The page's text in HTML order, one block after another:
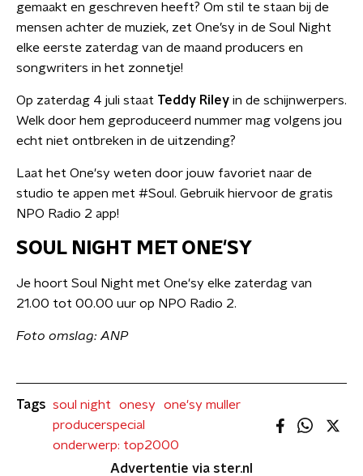
gemaakt en geschreven heeft? Om stil te staan bij de
mensen achter de muziek, zet One’sy in de Soul Night
elke eerste zaterdag van de maand producers en
songwriters in het zonnetje!
Op zaterdag 4 juli staat Teddy Riley in de schijnwerpers.
Welk door hem geproduceerd nummer mag volgens jou
echt niet ontbreken in de uitzending?
Laat het One'sy weten door jouw favoriet naar de
studio te appen met #Soul. Gebruik hiervoor de gratis
NPO Radio 2 app!
SOUL NIGHT MET ONE'SY
Je hoort Soul Night met One'sy elke zaterdag van
21.00 tot 00.00 uur op NPO Radio 2.
Foto omslag: ANP
Tags soul night onesy
one'sy muller
producerspecial
onderwerp: top2000
Advertentie via ster.nl